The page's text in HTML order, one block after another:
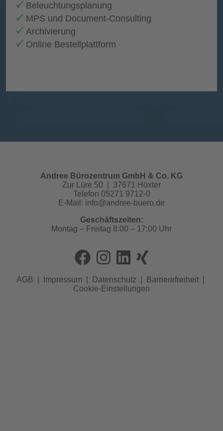
Beleuchtungsplanung
MPS und Document-Consulting
Archivierung
Online Bestellplattform
Andree Bürozentrum GmbH & Co. KG
Zur Lüre 50 | 37671 Höxter
Telefon 05271 9712-0
E-Mail: info@andree-buero.de
Geschäftszeiten:
Montag – Freitag 8:00 – 17:00 Uhr
AGB Impressum Datenschutz Barrierefreiheit
Cookie-Einstellungen